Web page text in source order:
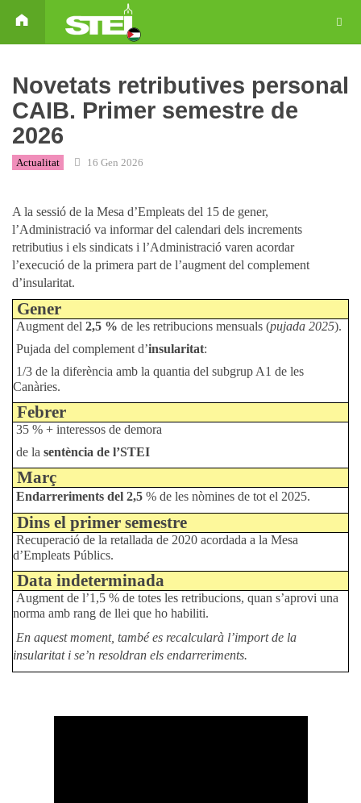
Novetats retributives personal
CAIB. Primer semestre de
2026
Actualitat 16 Gen 2026
A la sessió de la Mesa d’Empleats del 15 de gener,
l’Administració va informar del calendari dels increments
retributius i els sindicats i l’Administració varen acordar
l’execució de la primera part de l’augment del complement
d’insularitat.
Gener
Augment del 2,5 % de les retribucions mensuals (pujada 2025).
Pujada del complement d’insularitat:
1/3 de la diferència amb la quantia del subgrup A1 de les
Canàries.
Febrer
35 % + interessos de demora
de la sentència de l’STEI
Març
Endarreriments del 2,5 % de les nòmines de tot el 2025.
Dins el primer semestre
Recuperació de la retallada de 2020 acordada a la Mesa
d’Empleats Públics.
Data indeterminada
Augment de l’1,5 % de totes les retribucions, quan s’aprovi una
norma amb rang de llei que ho habiliti.
En aquest moment, també es recalcularà l’import de la
insularitat i se’n resoldran els endarreriments.